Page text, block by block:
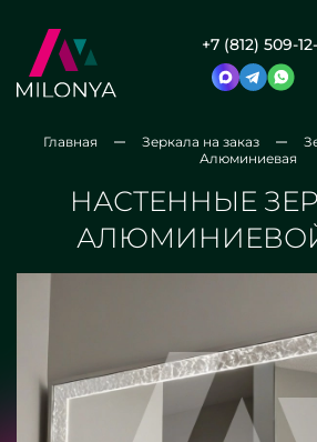
+7 (812) 509-
Главная Зеркала на заказ
Алюминиевая
НАСТЕННЫЕ